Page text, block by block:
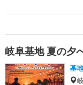
岐阜基地 夏の夕
基